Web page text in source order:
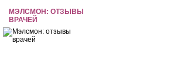
МЭЛСМОН: ОТЗЫВЫ
ВРАЧЕЙ